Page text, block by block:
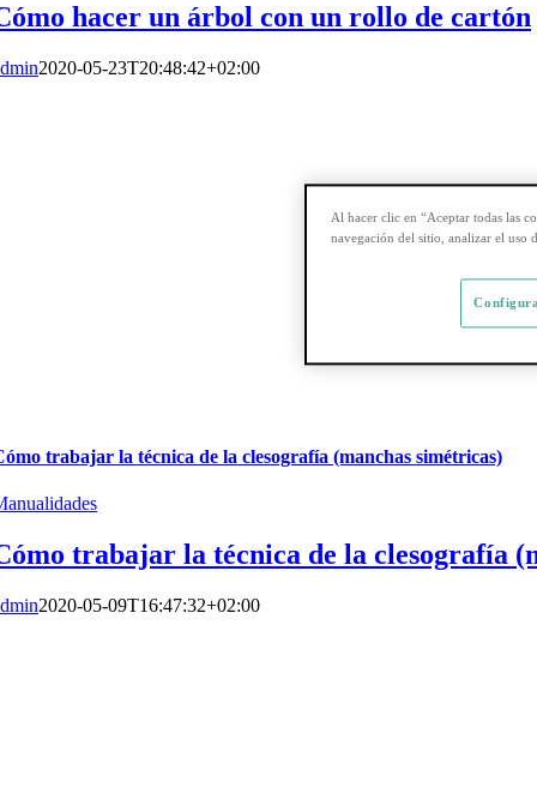
hacer un árbol con un rollo de cartón
2020-05-23T20:48:42+02:00
trabajar la técnica de la clesografía (manchas simétricas)
trabajar la técnica de la clesografía
2020-05-09T16:47:32+02:00
Al hacer clic en “Aceptar todas las
navegación del sitio, analizar el uso